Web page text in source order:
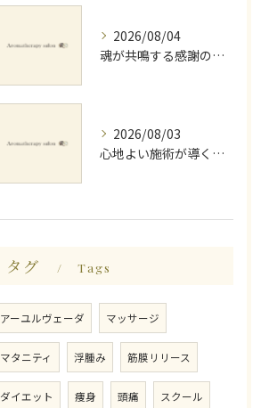
2026/08/04
魂が共鳴する感謝の心と天地創造
2026/08/03
心地よい施術が導く深いリラックス睡眠効果
タグ Tags
アーユルヴェーダ マッサージ
マタニティ 浮腫み 筋膜リリース
ダイエット 痩身 頭痛 スクール